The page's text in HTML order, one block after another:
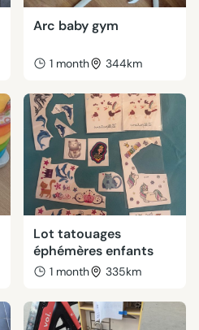
Arc baby gym
1 month 344km
Lot tatouages
éphémères enfants
1 month 335km